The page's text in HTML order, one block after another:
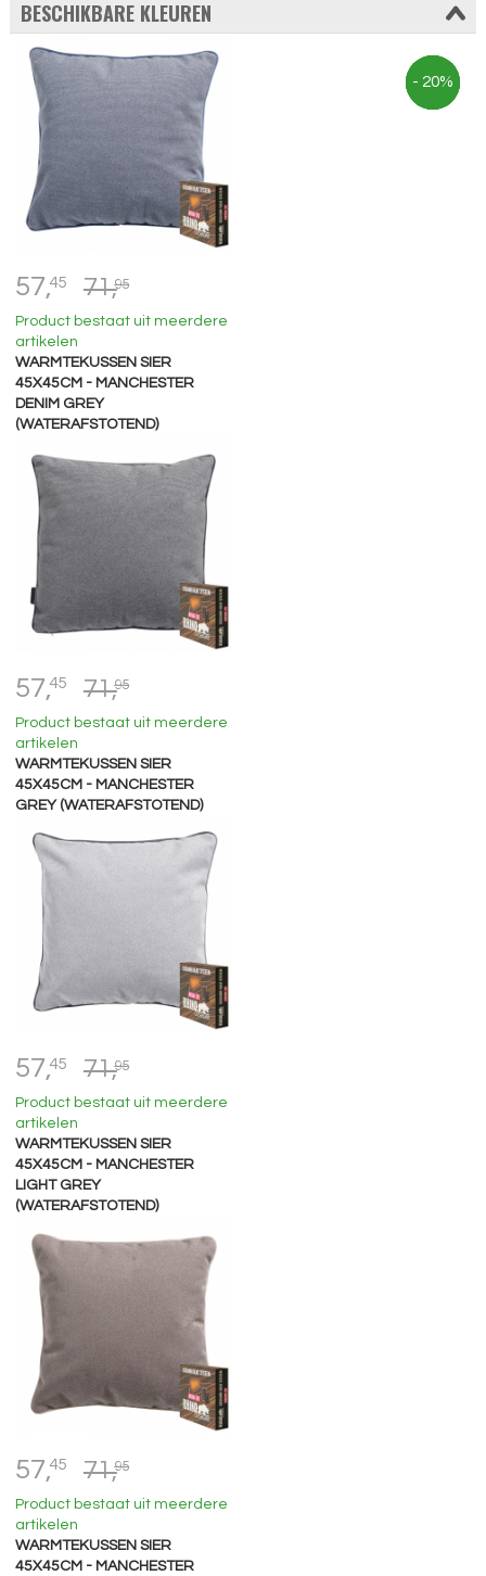
BESCHIKBARE KLEUREN
- 20%
57,45 71,95
Product bestaat uit meerdere
artikelen
WARMTEKUSSEN SIER
45X45CM - MANCHESTER
DENIM GREY
(WATERAFSTOTEND)
- 20%
57,45 71,95
Product bestaat uit meerdere
artikelen
WARMTEKUSSEN SIER
45X45CM - MANCHESTER
GREY (WATERAFSTOTEND)
- 20%
57,45 71,95
Product bestaat uit meerdere
artikelen
WARMTEKUSSEN SIER
45X45CM - MANCHESTER
LIGHT GREY
(WATERAFSTOTEND)
- 20%
57,45 71,95
Product bestaat uit meerdere
artikelen
WARMTEKUSSEN SIER
45X45CM - MANCHESTER